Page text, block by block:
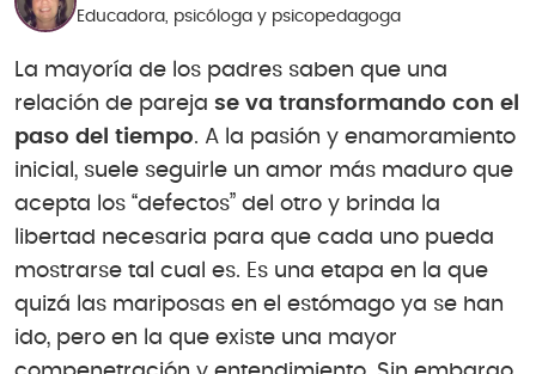
Educadora, psicóloga y psicopedagoga
La mayoría de los padres saben que una
relación de pareja se va transformando con el
paso del tiempo. A la pasión y enamoramiento
inicial, suele seguirle un amor más maduro que
acepta los “defectos” del otro y brinda la
libertad necesaria para que cada uno pueda
mostrarse tal cual es. Es una etapa en la que
quizá las mariposas en el estómago ya se han
ido, pero en la que existe una mayor